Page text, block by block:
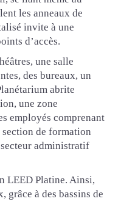
les anneaux de
invite à une
d’accès.
une salle
des bureaux, un
abrite
une zone
employés comprenant
de formation
administratif
LEED Platine. Ainsi,
grâce à des bassins de